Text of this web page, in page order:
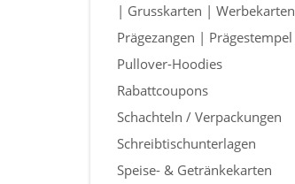
| Grusskarten | Werbekarten
Prägezangen | Prägestempel
Pullover-Hoodies
Rabattcoupons
Schachteln / Verpackungen
Schreibtischunterlagen
Speise- & Getränkekarten